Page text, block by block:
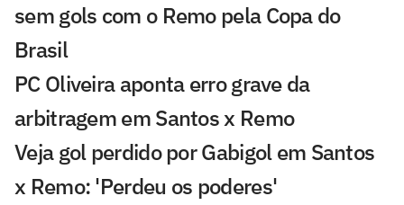
sem gols com o Remo pela Copa do
Brasil
PC Oliveira aponta erro grave da
arbitragem em Santos x Remo
Veja gol perdido por Gabigol em Santos
x Remo: 'Perdeu os poderes'